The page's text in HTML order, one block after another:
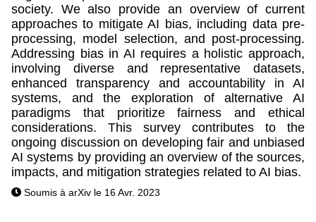
society. We also provide an overview of current
approaches to mitigate AI bias, including data pre-
processing, model selection, and post-processing.
Addressing bias in AI requires a holistic approach,
involving diverse and representative datasets,
enhanced transparency and accountability in AI
systems, and the exploration of alternative AI
paradigms that prioritize fairness and ethical
considerations. This survey contributes to the
ongoing discussion on developing fair and unbiased
AI systems by providing an overview of the sources,
impacts, and mitigation strategies related to AI bias.
Soumis à arXiv le 16 Avr. 2023